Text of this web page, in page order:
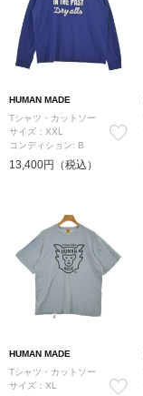
HUMAN MADE
Tシャツ・カットソー
サイズ：XXL
コンディション: B
13,400円（税込）
HUMAN MADE
Tシャツ・カットソー
サイズ：XL